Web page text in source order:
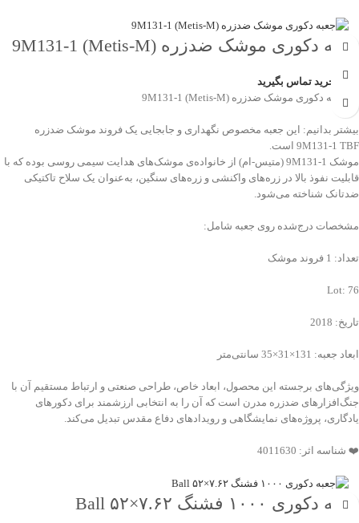
جعبه دکوری موشک ضدزره 9M131-1 (Metis-M)
جهت خرید تماس بگیرید
💠 جعبه دکوری موشک ضدزره 9M131-1 (Metis-M)
بیشتر بدانیم: این جعبه مخصوص نگهداری و جابجایی یک فروند موشک ضدزره
9M131-1 TBF است.
موشک 9M131-1 (متیس-ام) از خانواده‌ی موشک‌های هدایت سیمی روسی بوده که با
قابلیت نفوذ بالا در زره‌های واکنشی و زره‌های سنگین، به‌عنوان یک سلاح تاکتیکی
ضدتانک شناخته می‌شود.
مشخصات درج‌شده روی جعبه شامل:
تعداد: 1 فروند موشک
Lot: 76
تاریخ: 2018
ابعاد جعبه: 131×31×35 سانتی‌متر
ویژگی‌های برجسته این محصول، ابعاد خاص، طراحی صنعتی و ارتباط مستقیم آن با
جنگ‌افزارهای ضدزره مدرن است که آن را به انتخابی ارزشمند برای دکورهای
یادگاری، پروژه‌های نمایشگاهی و رویدادهای دفاع مقدس تبدیل می‌کند.
❤️ شناسه اثر: 4011630
جعبه دکوری ۱۰۰۰ فشنگ ۷.۶۲×۵۲ Ball